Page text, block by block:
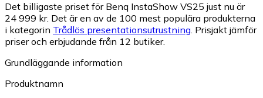
Det billigaste priset för Benq InstaShow VS25 just nu är
24 999 kr. Det är en av de 100 mest populära produkterna
i kategorin Trådlös presentationsutrustning. Prisjakt jämför
priser och erbjudande från 12 butiker.
Grundläggande information
Produktnamn